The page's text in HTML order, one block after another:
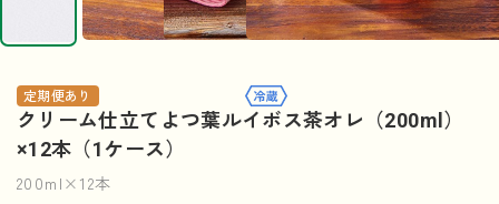
定期便あり
クリーム仕立てよつ葉ルイボス茶オレ（200ml）
×12本（1ケース）
200ml×12本